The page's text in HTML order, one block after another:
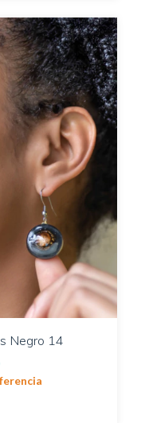
Negro 14